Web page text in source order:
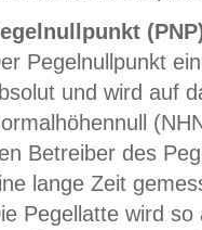
Pegelnullpunkt
und wird auf
Betreiber des
lange Zeit
Pegellatte wird